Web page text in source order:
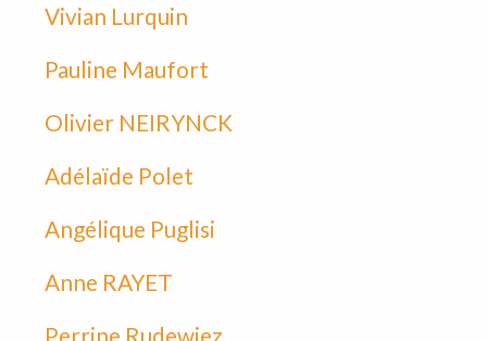
Vivian Lurquin
Pauline Maufort
Olivier NEIRYNCK
Adélaïde Polet
Angélique Puglisi
Anne RAYET
Perrine Rudewiez